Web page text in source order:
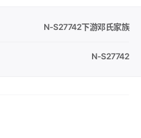
N-S27742下游邓氏家族
N-S27742